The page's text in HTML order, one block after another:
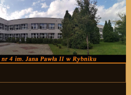
Przejdź do zawartości